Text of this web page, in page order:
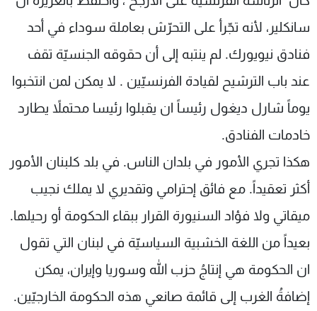
سانكلير، لأنه تجّرأ على التحرّش بعاملة سوداء في أحد
فنادق نيويورك. لم ينتبه إلى أن حقوقه الجنسيّة تقف
عند باب الترشيح لقيادة الفرنسيّين . لا يمكن لمن انتخبوا
يوماً شارل ديغول رئيساً ان يقبلوا رئيسا محتملاً يطارد
خادمات الفنادق.
هكذا تجري الأمور في بلدان الناس. في بلد كلبنان الأمور
أكثر تعقيداً. مع فائق إحترامي وتقديري لا يملك نجيب
ميقاتي ولا فؤاد السنيورة القرار ببقاء الحكومة أو رحيلها.
بعيداً من اللغة الخشبية السياسيّة في لبنان التي تقول
ان الحكومة هي إنتاجُ حزب الله وسوريا وإيران، يمكن
إضافةُ الغرب إلى قائمة صانعي هذه الحكومة الخارجيّين.